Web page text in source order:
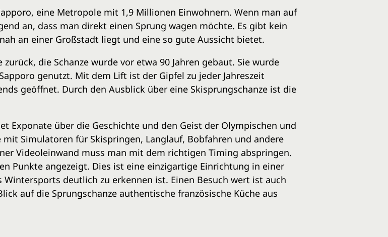
eine Metropole mit 1,9 Millionen Einwohnern. Wenn man auf
an, dass man direkt einen Sprung wagen möchte. Es gibt kein
an einer Großstadt liegt und eine so gute Aussicht bietet.
die Schanze wurde vor etwa 90 Jahren gebaut. Sie wurde
genutzt. Mit dem Lift ist der Gipfel zu jeder Jahreszeit
geöffnet. Durch den Ausblick über eine Skisprungschanze ist die
Exponate über die Geschichte und den Geist der Olympischen und
mit Simulatoren für Skispringen, Langlauf, Bobfahren und andere
Videoleinwand muss man mit dem richtigen Timing abspringen.
Punkte angezeigt. Dies ist eine einzigartige Einrichtung in einer
deutlich zu erkennen ist. Einen Besuch wert ist auch
auf die Sprungschanze authentische französische Küche aus